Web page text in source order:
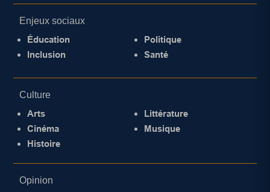
Enjeux sociaux
Éducation
Inclusion
Politique
Santé
Culture
Arts
Cinéma
Histoire
Littérature
Musique
Opinion